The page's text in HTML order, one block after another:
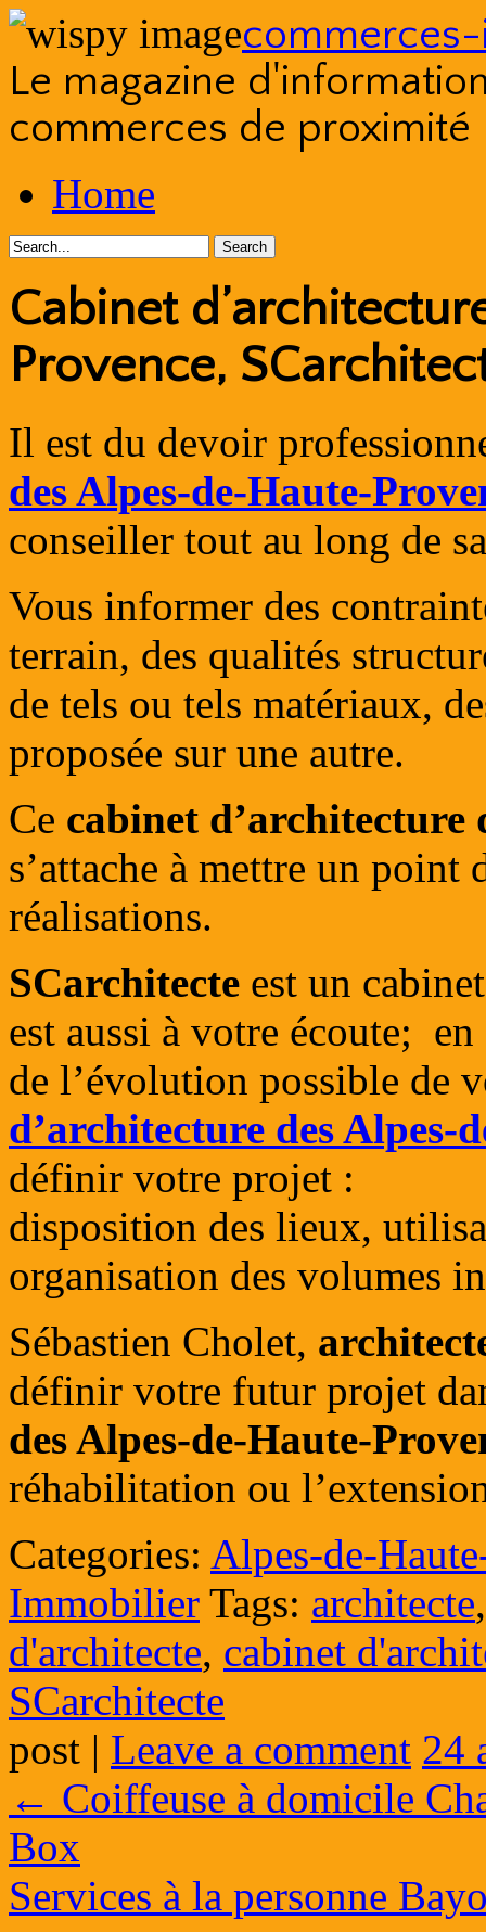
Le magazine
commerces de proximité
to
contentHome
Cabinet
Provence,
Il est du devoir
des Alpes-de-Haute-
conseiller tout au long de
Vous informer des
terrain, des qualités
de tels ou tels matériaux,
proposée sur une autre.
Ce cabinet d’architecture
s’attache à mettre un point
réalisations.
SCarchitecte est un
est aussi à votre écoute;
de l’évolution possible de
d’architecture des Alpes-
définir votre projet :
disposition des lieux,
organisation des volumes
Sébastien Cholet,
définir votre futur projet
des Alpes-de-Haute-
réhabilitation ou
Categories: Alpes-de-
Immobilier Tags: architecte
d'architecte, cabinet
SCarchitecte
post | Leave a comment 24
← Coiffeuse à domicile
Box
Services à la personne